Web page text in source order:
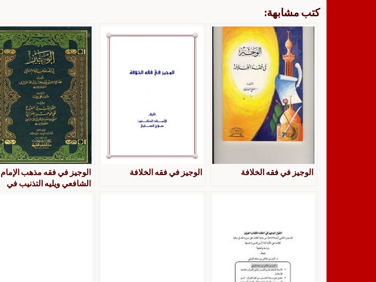
كتب مشابهة:
الوجيز في فقه الخلافة الوجيز في فقه الخلافة
الوجيز في فقه مذهب الإمام
الشافعي ويليه التذنيب في